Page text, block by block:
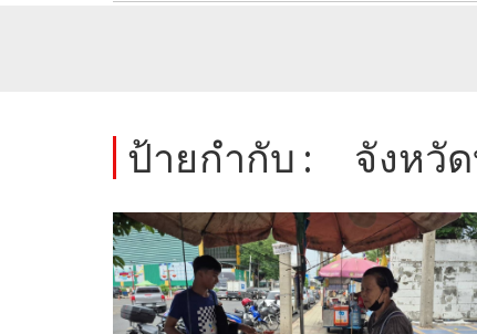
ป้ายกำกับ : จังหวั